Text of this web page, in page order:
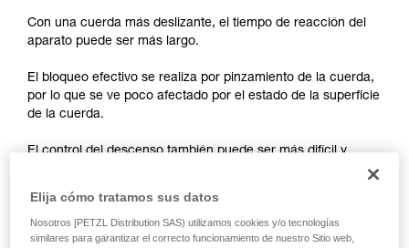
autónoma.
Damos ejemplos de técnicas relacionadas con
describimos aquí.
Con una cuerda más deslizante, el tiempo de reacción del
aparato puede ser más largo.
El bloqueo efectivo se realiza por pinzamiento de la cuerda,
por lo que se ve poco afectado por el estado de la superficie
de la cuerda.
El control del descenso también puede ser más difícil y
En los aparatos de frenado sin bloqueo como el REVERSO,
PIRANA o SIMPLE, habrá que apretar mucho más la cuerda
Elija cómo tratamos sus datos
Nosotros [PETZL Distribution SAS) utilizamos cookies y/o tecnologías
similares para garantizar el correcto funcionamiento de nuestro Sitio web,